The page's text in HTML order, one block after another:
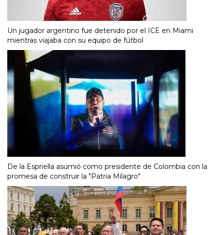
Un jugador argentino fue detenido por el ICE en Miami
mientras viajaba con su equipo de fútbol
De la Espriella asumió como presidente de Colombia con la
promesa de construir la "Patria Milagro"